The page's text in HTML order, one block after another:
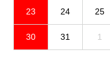
23 24 25
30 31 1